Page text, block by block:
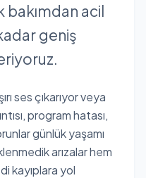
acil
geniş
ses çıkarıyor veya
program hatası,
günlük yaşamı
arızalar hem
kayıplara yol